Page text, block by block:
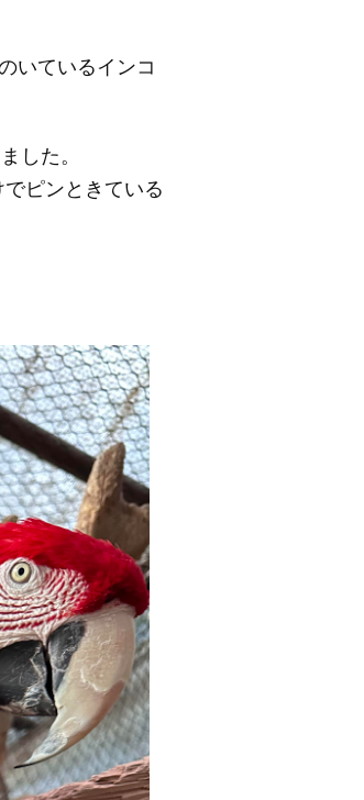
いているインコ
した。
ピンときている